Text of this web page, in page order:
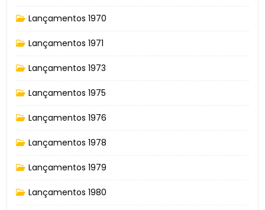
Lançamentos 1970
Lançamentos 1971
Lançamentos 1973
Lançamentos 1975
Lançamentos 1976
Lançamentos 1978
Lançamentos 1979
Lançamentos 1980